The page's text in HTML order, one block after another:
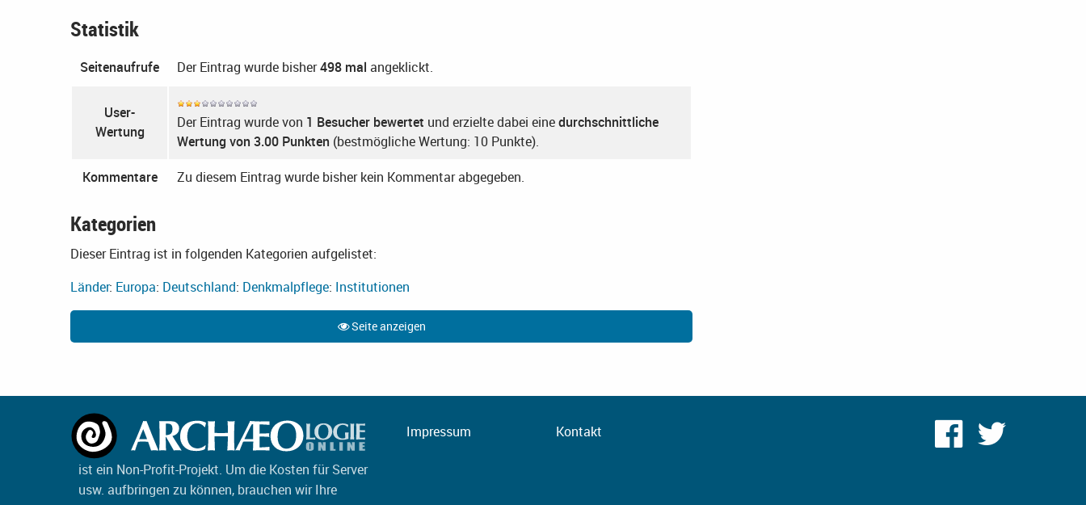
Statistik
Seitenaufrufe Der Eintrag wurde bisher498 mal angeklickt.
User-
Wertung
Der Eintrag wurde von 1 Besucher bewertet und erzielte dabei einedurchschnittliche
Wertung von 3.00 Punkten (bestmögliche Wertung: 10 Punkte).
Kommentare
Zu diesem Eintrag wurde bisher kein Kommentar abgegeben.
Kategorien
Dieser Eintrag ist in folgenden Kategorien aufgelistet:
Länder: Europa: Deutschland: Denkmalpflege: Institutionen
Seite anzeigen
ist ein Non-Profit-Projekt. Um die Kosten für Server
usw. aufbringen zu können, brauchen wir Ihre
Impressum Kontakt